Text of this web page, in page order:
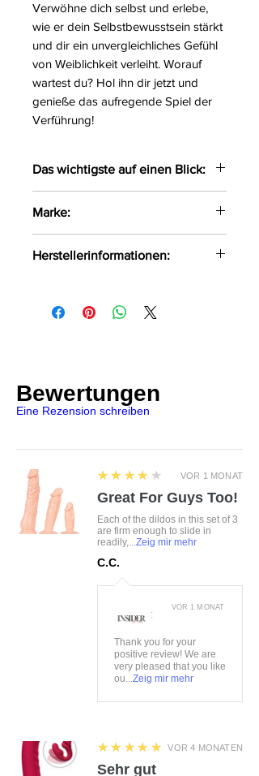
Verwöhne dich selbst und erlebe,
wie er dein Selbstbewusstsein stärkt
und dir ein unvergleichliches Gefühl
von Weiblichkeit verleiht. Worauf
wartest du? Hol ihn dir jetzt und
genieße das aufregende Spiel der
Verführung!
Das wichtigste auf einen Blick:
Seitlich mit 2 Gummibändern
versehen
Durch die Gummibänder sitzt
Farbe:
schwarz
Marke:
Herstellerinformationen:
Tadeusza 1/1 Białystok, Polen, 15-
Bewertungen
Eine Rezension schreiben
VOR 1 MONAT
4
★★★★★
Great For Guys Too!
Each of the dildos in this set of 3
are firm enough to slide in
readily,...Zeig mir mehr
C.C.
:
Thank you for your
positive review! We are
very pleased that you like
ou...Zeig mir mehr
VOR 1 MONAT
VOR 4 MONATEN
5
★★★★★
Sehr gut